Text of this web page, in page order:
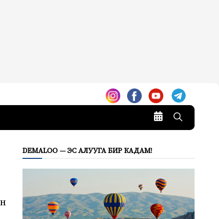
DEMALOO — ЭС АЛУУГА БИР КАДАМ!